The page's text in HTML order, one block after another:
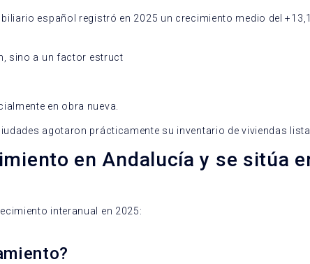
español registró en 2025 un crecimiento medio del
sino a un factor estruct
en obra nueva.
agotaron prácticamente su inventario de viviendas
en Andalucía y se sitúa
interanual en 2025: